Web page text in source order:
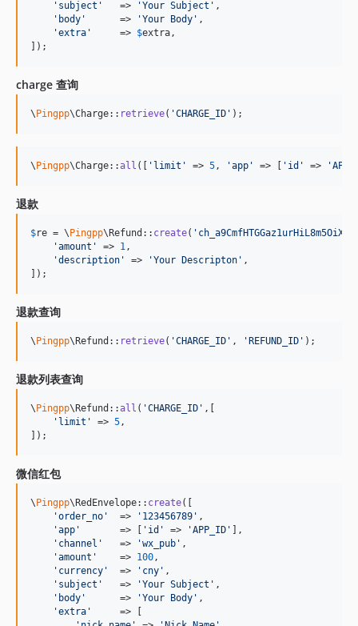
' subject '
   =>
'Your Subject ' ,
' body '
      =>
'Your Body ' ,
'extra '
     =>
$extra,
]);
charge 查询
\ Pingpp\Charge:: retrieve( 'CHARGE_ID ' );
\ Pingpp\Charge::all ([ ' limit ' => 5, 'app ' => [ ' id ' => '
退款
$re = \ Pingpp\Refund:: create( ' ch_a9CmfHTGGaz1urHiL8m5OiX1
'amount ' => 1,
'description ' => 'Your Descripton ' ,
]);
退款查询
\ Pingpp\Refund:: retrieve( 'CHARGE_ID ' , ' REFUND_ID ' );
退款列表查询
\ Pingpp\Refund::all ( 'CHARGE_ID ' ,[
' limit ' => 5,
]);
微信红包
\ Pingpp\RedEnvelope:: create([
'order_no '
  =>
' 123456789 ' ,
'app '
       => [
' id ' => 'APP_ID '
],
' channel '
   =>
'wx_pub ' ,
'amount '
    =>
100,
' currency '
  =>
' cny ' ,
' subject '
   =>
'Your Subject ' ,
' body '
      =>
'Your Body ' ,
'extra '
     => [